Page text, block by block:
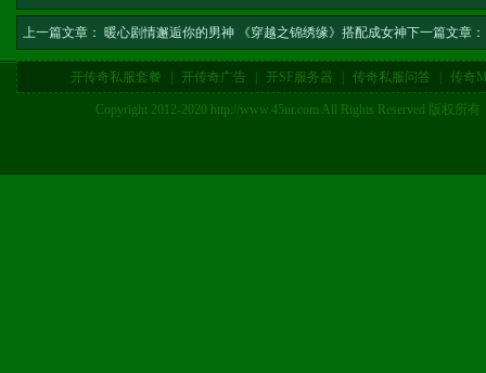
上一篇文章： 暖心剧情邂逅你的男神 《穿越之锦绣缘》搭配成女神下一篇文章
开传奇私服套餐 开传奇广告 开SF服务器 传奇私服问答 传奇
Copyright 2012-2020 http://www.45ur.com All Rights Reserved 版权